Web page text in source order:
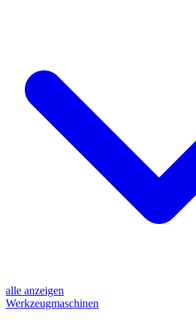
alle anzeigen
Werkzeugmaschinen